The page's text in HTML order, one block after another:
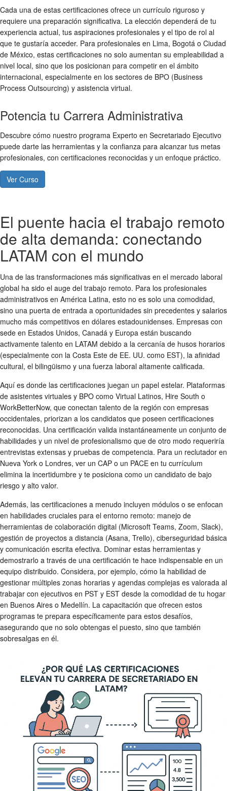
Cada una de estas certificaciones ofrece un currículo riguroso y
requiere una preparación significativa. La elección dependerá de tu
experiencia actual, tus aspiraciones profesionales y el tipo de rol al
que te gustaría acceder. Para profesionales en Lima, Bogotá o Ciudad
de México, estas certificaciones no solo aumentan su empleabilidad a
nivel local, sino que los posicionan para competir en el ámbito
internacional, especialmente en los sectores de BPO (Business
Process Outsourcing) y asistencia virtual.
Potencia tu Carrera Administrativa
Descubre cómo nuestro programa Experto en Secretariado Ejecutivo
puede darte las herramientas y la confianza para alcanzar tus metas
profesionales, con certificaciones reconocidas y un enfoque práctico.
Ver Curso
El puente hacia el trabajo remoto
de alta demanda: conectando
LATAM con el mundo
Una de las transformaciones más significativas en el mercado laboral
global ha sido el auge del trabajo remoto. Para los profesionales
administrativos en América Latina, esto no es solo una comodidad,
sino una puerta de entrada a oportunidades sin precedentes y salarios
mucho más competitivos en dólares estadounidenses. Empresas con
sede en Estados Unidos, Canadá y Europa están buscando
activamente talento en LATAM debido a la cercanía de husos horarios
(especialmente con la Costa Este de EE. UU. como EST), la afinidad
cultural, el bilingüismo y una fuerza laboral altamente calificada.
Aquí es donde las certificaciones juegan un papel estelar. Plataformas
de asistentes virtuales y BPO como Virtual Latinos, Hire South o
WorkBetterNow, que conectan talento de la región con empresas
occidentales, priorizan a los candidatos que poseen certificaciones
reconocidas. Una certificación valida instantáneamente un conjunto de
habilidades y un nivel de profesionalismo que de otro modo requeriría
entrevistas extensas y pruebas de competencia. Para un reclutador en
Nueva York o Londres, ver un CAP o un PACE en tu currículum
elimina la incertidumbre y te posiciona como un candidato de bajo
riesgo y alto valor.
Además, las certificaciones a menudo incluyen módulos o se enfocan
en habilidades cruciales para el entorno remoto: manejo de
herramientas de colaboración digital (Microsoft Teams, Zoom, Slack),
gestión de proyectos a distancia (Asana, Trello), ciberseguridad básica
y comunicación escrita efectiva. Dominar estas herramientas y
demostrarlo a través de una certificación te hace indispensable en un
equipo distribuido. Considera, por ejemplo, cómo la habilidad de
gestionar múltiples zonas horarias y agendas complejas es valorada al
trabajar con ejecutivos en PST y EST desde la comodidad de tu hogar
en Buenos Aires o Medellín. La capacitación que ofrecen estos
programas te prepara específicamente para estos desafíos,
asegurando que no solo obtengas el puesto, sino que también
sobresalgas en él.